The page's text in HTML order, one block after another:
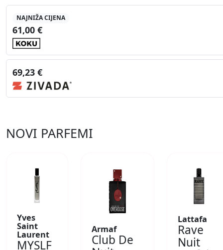
NAJNIŽA CIJENA
61,00 €
69,23 €
NOVI PARFEMI
Yves
Saint
Laurent
MYSLF
Armaf
Club De
Lattafa
Rave
Nuit